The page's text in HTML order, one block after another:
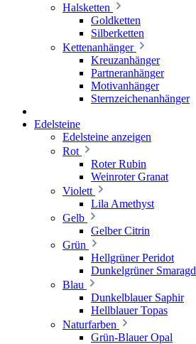
Halsketten
Goldketten
Silberketten
Kettenanhänger
Kreuzanhänger
Partneranhänger
Motivanhänger
Sternzeichenanhänger
Edelsteine
Edelsteine anzeigen
Rot
Roter Rubin
Weinroter Granat
Violett
Lila Amethyst
Gelb
Gelber Citrin
Grün
Hellgrüner Peridot
Dunkelgrüner Smaragd
Blau
Dunkelblauer Saphir
Hellblauer Topas
Naturfarben
Grün-Blauer Opal